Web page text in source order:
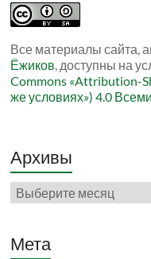
Все материалы сайта,
Ёжиков, доступны на
Commons «Attribution-
же условиях») 4.0
Архивы
Архивы
Мета